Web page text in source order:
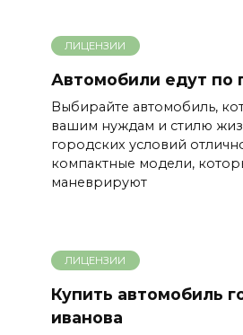
ЛИЦЕНЗИИ
Автомобили едут по
Выбирайте автомобиль,
вашим нуждам и стилю
городских условий
компактные модели,
маневрируют
ЛИЦЕНЗИИ
Купить автомобиль
иванова